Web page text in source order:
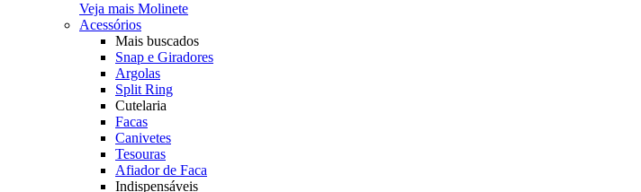
Veja mais Molinete
Acessórios
Mais buscados
Snap e Giradores
Argolas
Split Ring
Cutelaria
Facas
Canivetes
Tesouras
Afiador de Faca
Indispensáveis